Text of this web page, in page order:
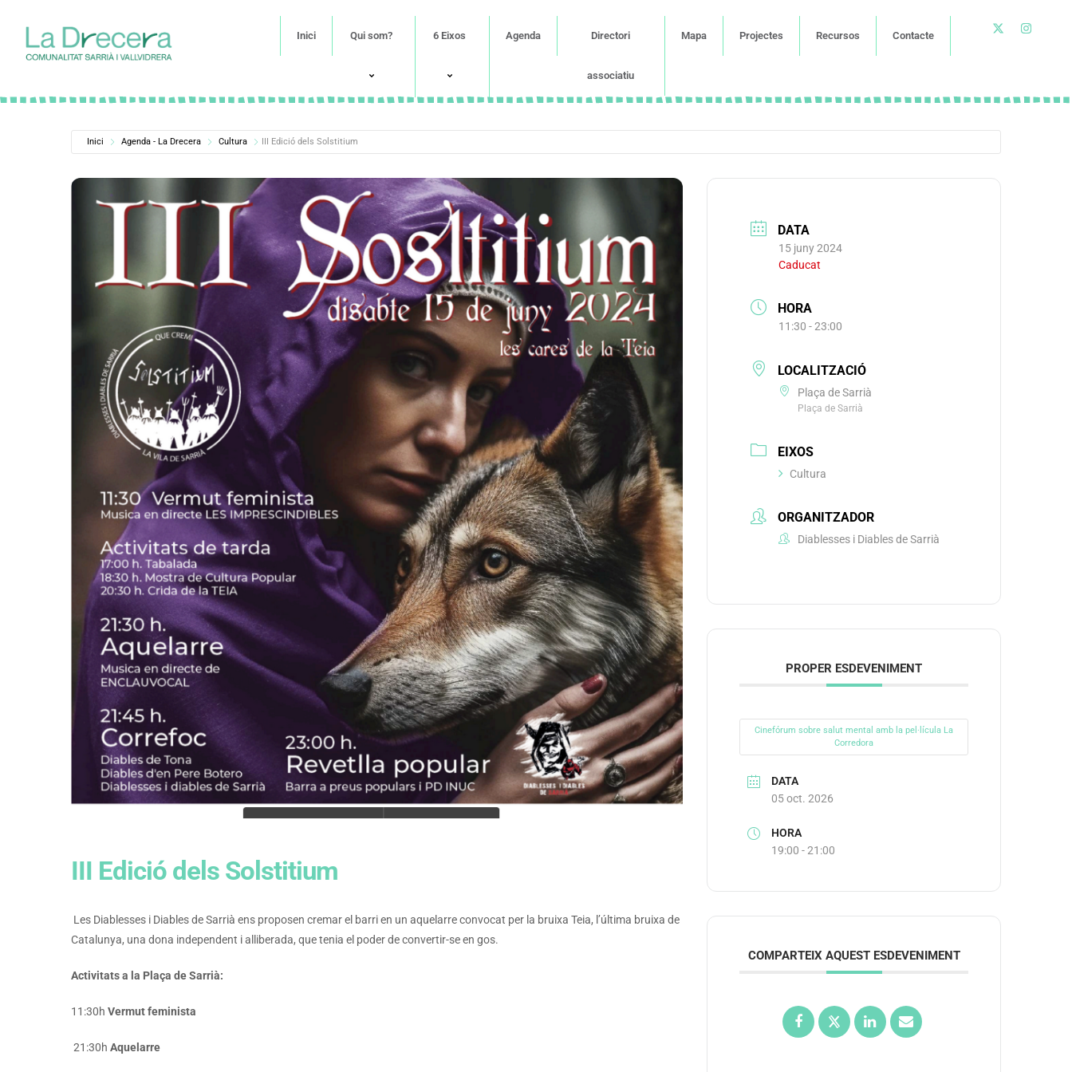
Inici Qui som? 6 Eixos Agenda Directori
associatiu
Mapa Projectes Recursos Contacte
Inici Agenda - La Drecera Cultura III Edició dels Solstitium
III Edició dels Solstitium
Les Diablesses i Diables de Sarrià ens proposen cremar el barri en un aquelarre convocat per la bruixa Teia, l’última bruixa de
Catalunya, una dona independent i alliberada, que tenia el poder de convertir-se en gos.
Activitats a la Plaça de Sarrià:
11:30h Vermut feminista
21:30h Aquelarre
DATA
15 juny 2024
Caducat
HORA
11:30 - 23:00
LOCALITZACIÓ
Plaça de Sarrià
Plaça de Sarrià
EIXOS
Cultura
ORGANITZADOR
Diablesses i Diables de Sarrià
PROPER ESDEVENIMENT
Cinefórum sobre salut mental amb la pel·lícula La
Corredora
DATA
05 oct. 2026
HORA
19:00 - 21:00
COMPARTEIX AQUEST ESDEVENIMENT